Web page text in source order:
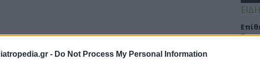
iatropedia.gr - Do Not Process My Personal Information